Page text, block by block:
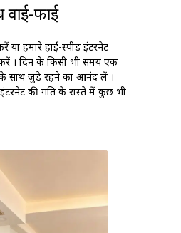
वाई-फाई
या हमारे हाई-स्पीड इंटरनेट
। दिन के किसी भी समय एक
के साथ जुड़े रहने का आनंद लें ।
की गति के रास्ते में कुछ भी